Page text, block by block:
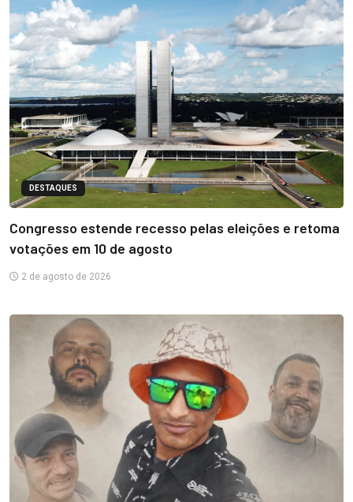
DESTAQUES
Congresso estende recesso pelas eleições e retoma
votações em 10 de agosto
2 de agosto de 2026